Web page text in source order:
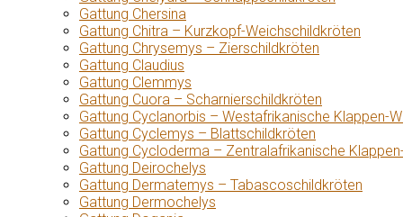
Gattung Chersina
Gattung Chitra – Kurzkopf-Weichschildkröten
Gattung Chrysemys – Zierschildkröten
Gattung Claudius
Gattung Clemmys
Gattung Cuora – Scharnierschildkröten
Gattung Cyclanorbis – Westafrikanische Klappen-
Gattung Cyclemys – Blattschildkröten
Gattung Cycloderma – Zentralafrikanische
Gattung Deirochelys
Gattung Dermatemys – Tabascoschildkröten
Gattung Dermochelys